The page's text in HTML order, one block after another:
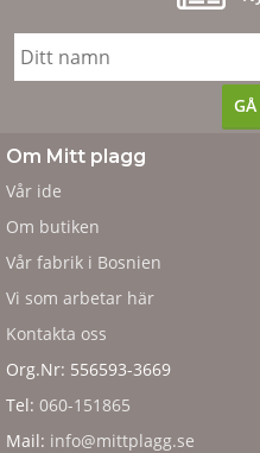
Om Mitt plagg
Vår ide
Om butiken
Vår fabrik i Bosnien
Vi som arbetar här
Kontakta oss
Org.Nr: 556593-3669
Tel: 060-151865
Mail: info@mittplagg.se